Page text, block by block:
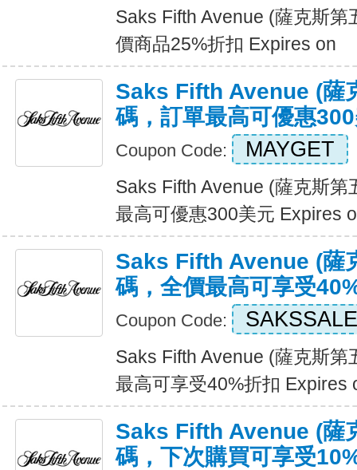
Saks Fifth Avenue (薩克斯第
價商品25%折扣 Expires on
Saks Fifth Avenue (薩
碼，訂單最高可優惠
Coupon Code: MAYGET
Saks Fifth Avenue (薩克斯第
最高可優惠300美元 Expires
Saks Fifth Avenue (薩
碼，全價最高可享受
Coupon Code: SAKSSALE
Saks Fifth Avenue (薩克斯第
最高可享受40%折扣 Expires
Saks Fifth Avenue (薩
碼，下次購買可享受